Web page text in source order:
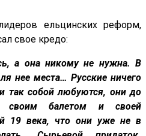
ельцинских реформ,
свое кредо:
а она никому не нужна. В
нее места… Русские ничего
так собой любуются, они до
своим балетом и своей
19 века, что они уже не в